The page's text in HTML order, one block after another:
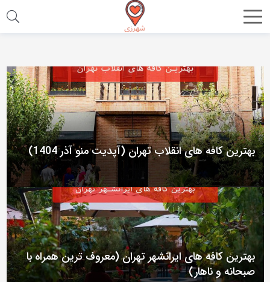
اشتراک
با
استفاده
از
روش‌های
زیر
می‌توانید
این
صفحه
را
با
دوستان
خود
به
بهترین کافه های انقلاب تهران (آپدیت منو آذر 1404)
بهترین کافه های ایرانشهر تهران (معروف ترین همراه با
صبحانه و ناهار)